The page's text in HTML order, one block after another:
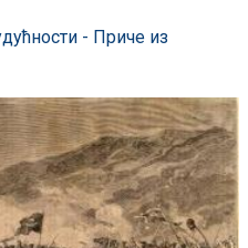
- Приче из